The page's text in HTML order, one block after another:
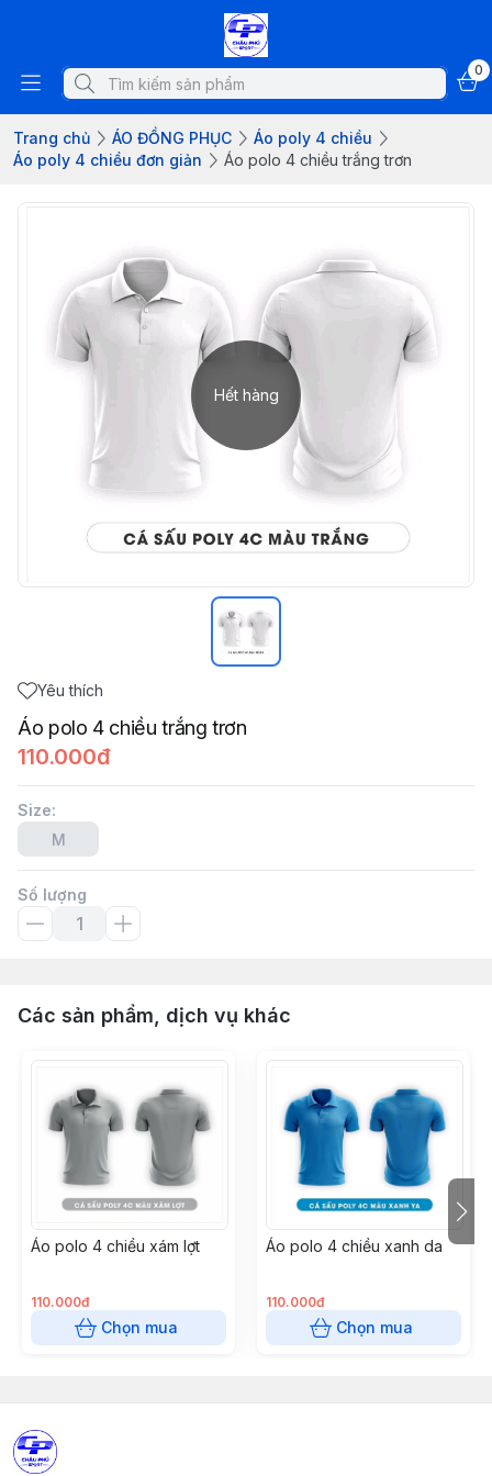
0
Trang chủ ÁO ĐỒNG PHỤC
Áo poly 4 chiều
Áo poly 4 chiều đơn giản
Áo polo 4 chiều trắng trơn
Hết hàng
Yêu thích
Áo polo 4 chiều trắng trơn
110.000đ
Size:
M
Số lượng
Các sản phẩm, dịch vụ khác
Áo polo 4 chiều xám lợt
110.000đ
Chọn mua
Áo polo 4 chiều xanh da
110.000đ
Chọn mua